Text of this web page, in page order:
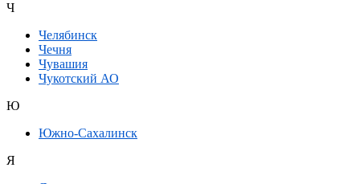
Ч
Челябинск
Чечня
Чувашия
Чукотский АО
Ю
Южно-Сахалинск
Я